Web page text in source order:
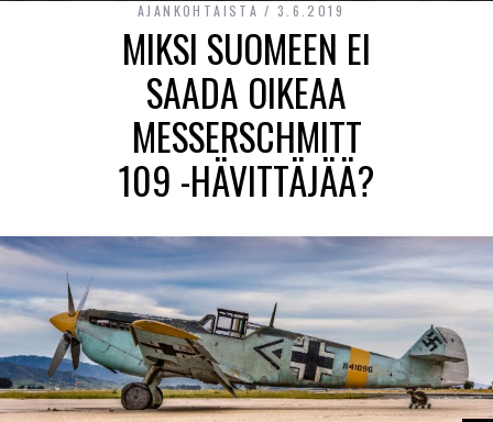
AJANKOHTAISTA 3.6.2019
MIKSI SUOMEEN EI
SAADA OIKEAA
MESSERSCHMITT
109 -HÄVITTÄJÄÄ?